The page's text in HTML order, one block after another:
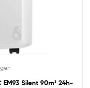
EM93 Silent 90m³ 24h-